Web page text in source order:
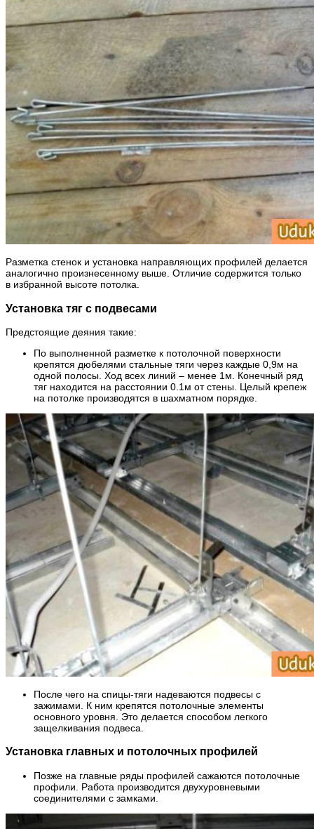
Разметка стенок и установка направляющих профилей делается
аналогично произнесенному выше. Отличие содержится только
в избранной высоте потолка.
Установка тяг с подвесами
Предстоящие деяния такие:
По выполненной разметке к потолочной поверхности
крепятся дюбелями стальные тяги через каждые 0,9м на
одной полосы. Ход всех линий – менее 1м. Конечный ряд
тяг находится на расстоянии 0.1м от стены. Целый крепеж
на потолке производятся в шахматном порядке.
После чего на спицы-тяги надеваются подвесы с
зажимами. К ним крепятся потолочные элементы
основного уровня. Это делается способом легкого
защелкивания подвеса.
Установка главных и потолочных профилей
Позже на главные ряды профилей сажаются потолочные
профили. Работа производится двухуровневыми
соединителями с замками.